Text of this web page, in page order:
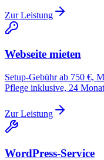
Zur Leistung
Webseite mieten
Setup-Gebühr ab 750 €,
Pflege inklusive, 24
Zur Leistung
WordPress-Service